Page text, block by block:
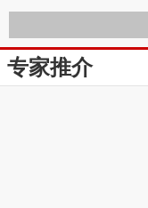
专家推介